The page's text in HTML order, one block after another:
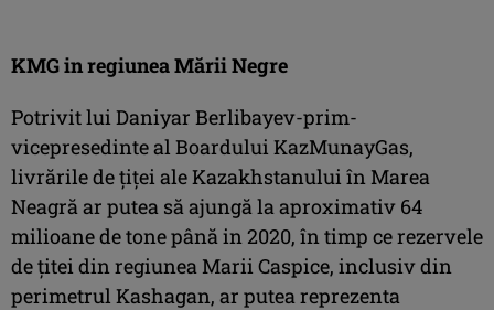
KMG in regiunea Mării Negre
Potrivit lui Daniyar Berlibayev-prim-
vicepresedinte al Boardului KazMunayGas,
livrările de ţiţei ale Kazakhstanului în Marea
Neagră ar putea să ajungă la aproximativ 64
milioane de tone până in 2020, în timp ce rezervele
de ţitei din regiunea Marii Caspice, inclusiv din
perimetrul Kashagan, ar putea reprezenta